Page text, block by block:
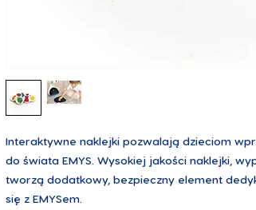
Interaktywne naklejki pozwalają dzieciom
do świata EMYS. Wysokiej jakości naklejki,
tworzą dodatkowy, bezpieczny element
się z EMYSem.